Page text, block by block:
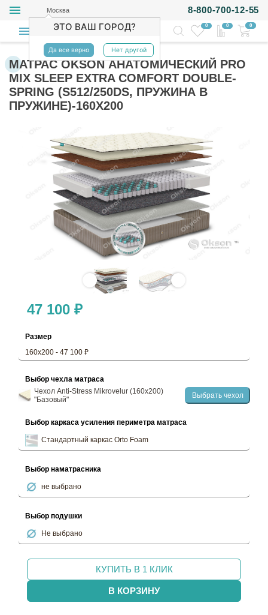
Москва
ЭТО ВАШ ГОРОД?
Да все верно Нет другой
8-800-700-12-55
0 0 0
МАТРАС OKSON АНАТОМИЧЕСКИЙ PRO
MIX SLEEP EXTRA COMFORT DOUBLE-
SPRING (S512/250DS, ПРУЖИНА В
ПРУЖИНЕ)-160Х200
Размер
160х200 - 47 100 ₽
47 100 ₽
Выбор чехла матраса
Чехол Anti-Stress Mikrovelur (160х200)
"Базовый"
Выбрать чехол
Выбор каркаса усиления периметра матраса
Стандартный каркас Orto Foam
Выбор наматрасника
не выбрано
Выбор подушки
Не выбрано
КУПИТЬ В 1 КЛИК
В КОРЗИНУ